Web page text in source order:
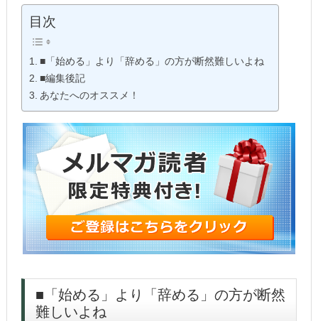
目次
■「始める」より「辞める」の方が断然難しいよね
■編集後記
あなたへのオススメ！
■「始める」より「辞める」の方が断然
難しいよね